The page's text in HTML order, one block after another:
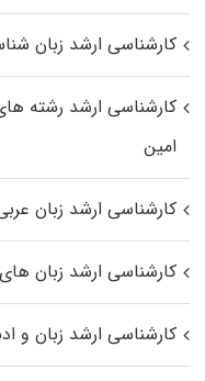
کارشناسی ارشد زبان
کارشناسی ارشد رﺷﺘﻪ
اﻣﻴﻦ
کارشناسی ارشد زبان
کارشناسی ارشد زبان‌
کارشناسی ارشد زبان و